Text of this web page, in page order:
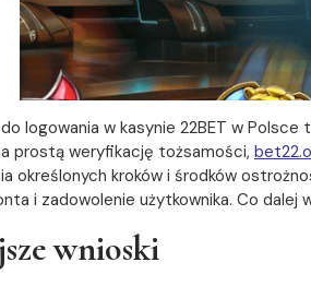
logowania w kasynie 22BET w
prostą weryfikację tożsamości,
określonych kroków i środków
i zadowolenie użytkownika. Co dalej
wnioski